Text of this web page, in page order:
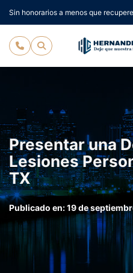
al
contenido
Sin honorarios a menos que
Presentar una
Lesiones
TX
Publicado en:19 de